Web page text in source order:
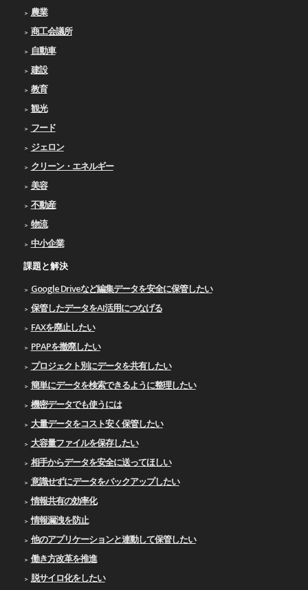
農業
商工会議所
自動車
建設
教育
観光
フード
ジェロン
クリーン・エネルギー
美容
不動産
物流
中小企業
課題と解決
Google Driveなど編集データを安全に保管したい
保管したデータをAI活用につなげる
FAXを廃止したい
PPAPを撤廃したい
プロジェクト別にデータを共有したい
簡単にデータを検索できるように整理したい
機密データでも使うには
大量データをコスト安く保管したい
大容量ファイルを保存したい
相手からデータを安全に送ってほしい
意識せずにデータをバックアップしたい
情報共有の効率化
情報漏洩を防止
他のアプリケーションと連動して保管したい
働き方改革を推進
脱サイロ化をしたい